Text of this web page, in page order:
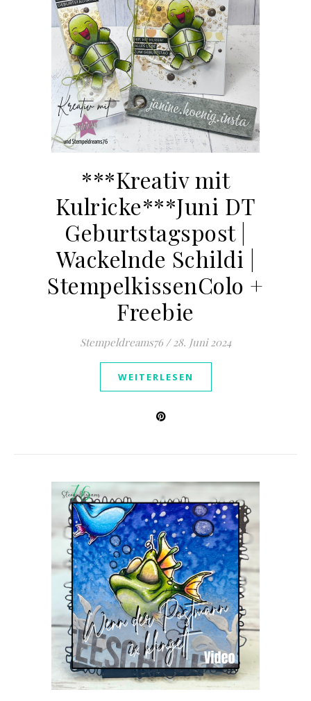
***Kreativ mit
Kulricke***Juni DT
Geburtstagspost |
Wackelnde Schildi |
StempelkissenColo +
Freebie
Stempeldreams76 / 28. Juni 2024
WEITERLESEN